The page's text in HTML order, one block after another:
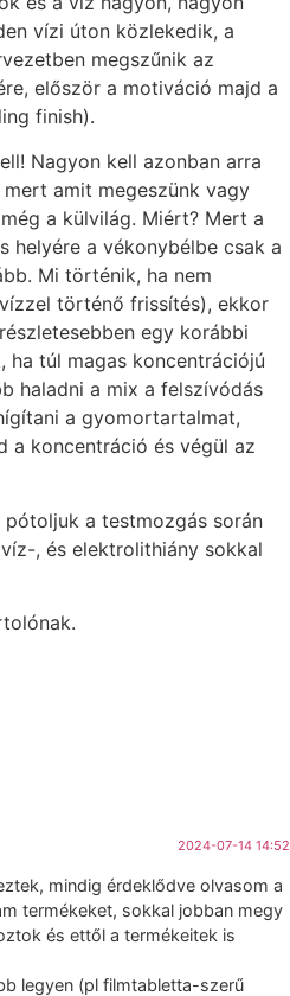
vízi úton közlekedik, a
megszűnik az
először a motiváció majd a
finish).
Nagyon kell azonban arra
amit megeszünk vagy
a külvilág. Miért? Mert a
helyére a vékonybélbe csak a
Mi történik, ha nem
történő frissítés), ekkor
egy korábbi
túl magas koncentrációjú
haladni a mix a felszívódás
a gyomortartalmat,
a koncentráció és végül az
a testmozgás során
, és elektrolithiány sokkal
2024-07-14 14:52
mindig érdeklődve olvasom a
termékeket, sokkal jobban megy
és ettől a termékeitek is
legyen (pl filmtabletta-szerű